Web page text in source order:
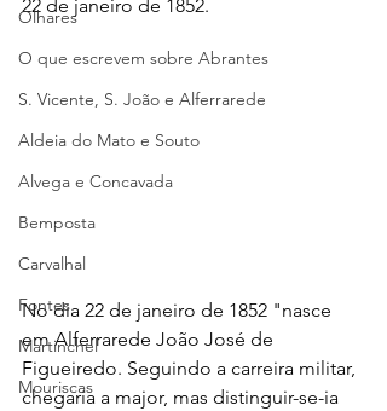
Olhares
O que escrevem sobre Abrantes
S. Vicente, S. João e Alferrarede
Aldeia do Mato e Souto
Alvega e Concavada
Bemposta
Carvalhal
Fontes
Martinchel
Mouriscas
22 de janeiro de 1852.
No dia 22 de janeiro de 1852 "nasce
em Alferrarede João José de
Figueiredo. Seguindo a carreira militar,
chegaria a major, mas distinguir-se-ia